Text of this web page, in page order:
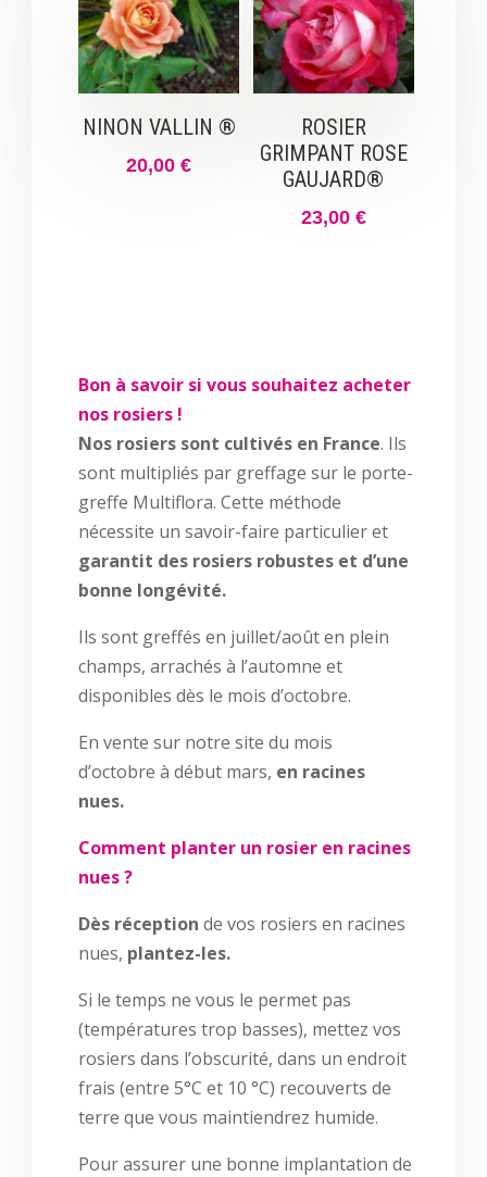
NINON VALLIN ®
20,00€
ROSIER
GRIMPANT ROSE
GAUJARD®
23,00 €
Bon à savoir si vous souhaitez acheter
nos rosiers !
Nos rosiers sont cultivés en France. Ils
sont multipliés par greffage sur le porte-
greffe Multiflora. Cette méthode
nécessite un savoir-faire particulier et
garantit des rosiers robustes et d’une
bonne longévité.
Ils sont greffés en juillet/août en plein
champs, arrachés à l’automne et
disponibles dès le mois d’octobre.
En vente sur notre site du mois
d’octobre à début mars, en racines
nues.
Comment planter un rosier en racines
nues ?
Dès réception de vos rosiers en racines
nues, plantez-les.
Si le temps ne vous le permet pas
(températures trop basses), mettez vos
rosiers dans l’obscurité, dans un endroit
frais (entre 5°C et 10 °C) recouverts de
terre que vous maintiendrez humide.
Pour assurer une bonne implantation de